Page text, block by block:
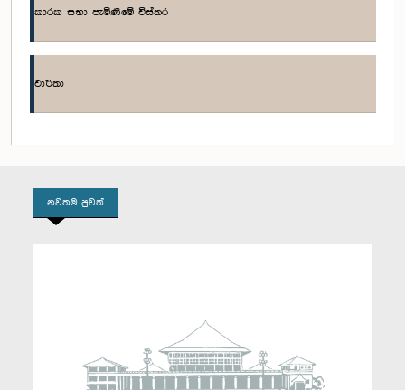
ගරු (මහාචාර්ය) ජී. එල්. පීරිස් මහතා, පා.ම.
සාමාජික
කාරක සභා පැමිණීමේ විස්තර
වාර්තා
නවතම පුවත්